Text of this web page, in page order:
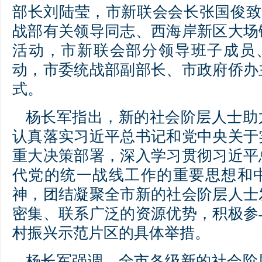
部长刘陆莹，市新联会会长张国俊
战部有关领导同志、西海岸新区大
活动，市新联会部分领导班子成
动，市委统战部副部长、市政府侨
式。
杨长军指出，新的社会阶层人士
认真落实习近平总书记和党中央关
重大决策部署，深入学习贯彻习近
代党的统一战线工作的重要思想和
神，团结凝聚全市新的社会阶层人
密集、联系广泛的资源优势，积极
村振兴示范片区的具体举措。